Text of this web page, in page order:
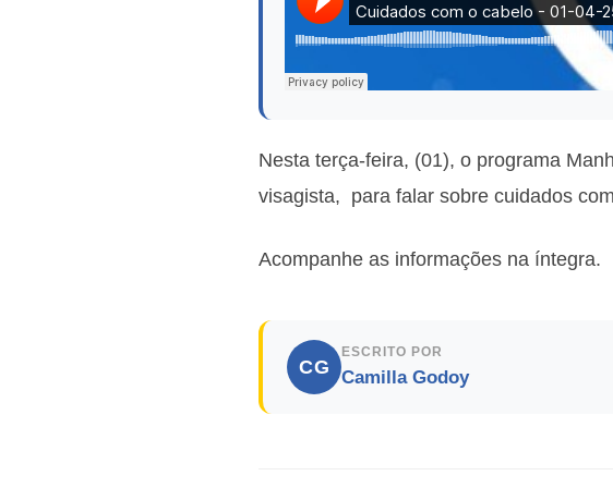
Nesta terça-feira, (01), o programa
visagista, para falar sobre cuidados
Acompanhe as informações na íntegra.
CG
ESCRITO POR
Camilla Godoy